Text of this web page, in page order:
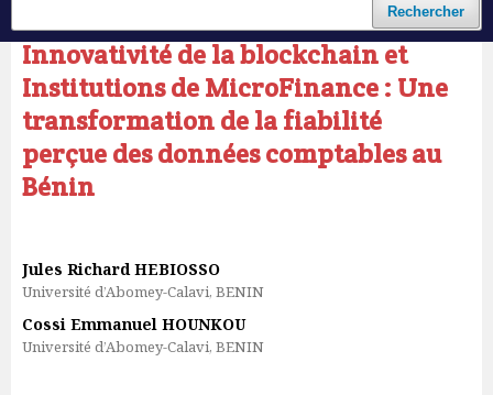
Rechercher
Innovativité de la blockchain et
Institutions de MicroFinance : Une
transformation de la fiabilité
perçue des données comptables au
Bénin
Jules Richard HEBIOSSO
Université d’Abomey-Calavi, BENIN
Cossi Emmanuel HOUNKOU
Université d’Abomey-Calavi, BENIN